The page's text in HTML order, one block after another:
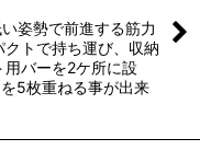
姿勢で前進する筋力
トで持ち運び、収納
バーを2ケ所に設
5枚重ねる事が出来